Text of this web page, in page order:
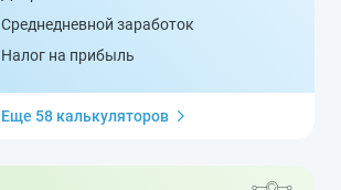
Среднедневной заработок
Налог на прибыль
Еще 58 калькуляторов